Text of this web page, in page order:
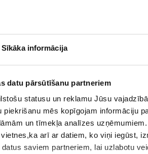
Sīkāka informācija
datu pārsūtīšanu partneriem
statusu un reklamu Jūsu
mēs kopīgojam informāciju
un tīmekļa analīzes
arī ar datiem, ko viņi iegūst,
saviem partneriem, lai uzlabotu
Jaunā 4F tenisa un padela kolekcija.
Sportiska funkcionalitāte satiekas ar